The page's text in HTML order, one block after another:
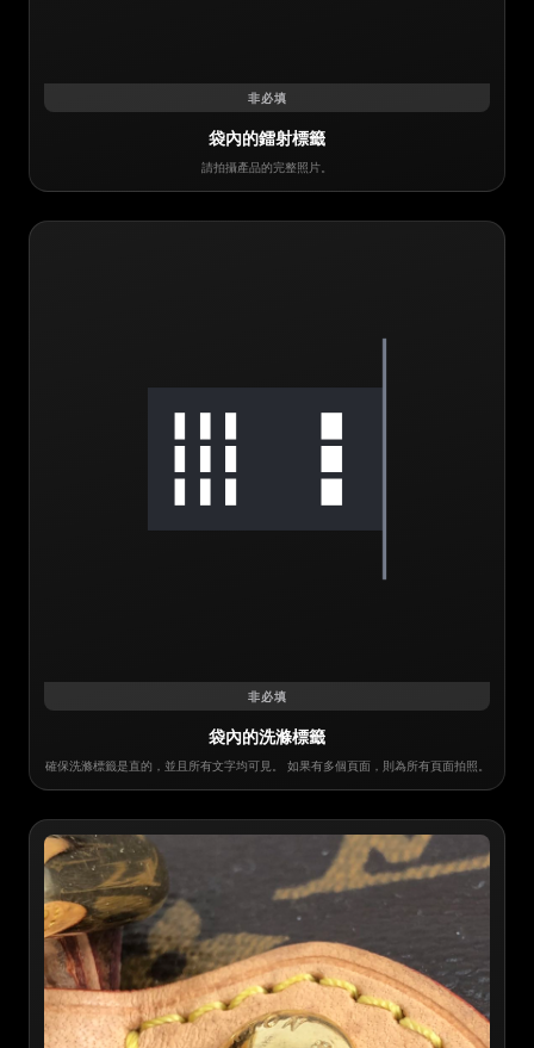
非必填
袋內的鐳射標籤
請拍攝產品的完整照片。
非必填
袋內的洗滌標籤
確保洗滌標籤是直的，並且所有文字均可見。 如果有多個頁面，則為所有頁面拍照。